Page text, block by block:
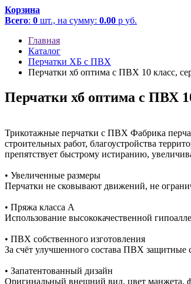
Корзина
Всего: 0 шт., на сумму: 0.00 р уб.
Главная
Каталог
Перчатки ХБ с ПВХ
Перчатки хб оптима с ПВХ 10 класс,
Перчатки хб оптима с ПВХ
Трикотажные перчатки с ПВХ Фабрика
строительных работ, благоустройства
препятствует быстрому истиранию,
• Увеличенные размеры
Перчатки не сковывают движений, не
• Пряжа класса А
Использование высококачественной
• ПВХ собственного изготовления
За счёт улучшенного состава ПВХ
• Запатентованный дизайн
Оригинальный внешний вид, цвет манжета,